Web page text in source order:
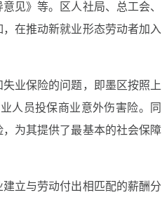
见》等。区人社局、总工会、
在推动新就业形态劳动者加入
业保险的问题，即墨区按照上
人员投保商业意外伤害险。同
为其提供了最基本的社会保障
立与劳动付出相匹配的薪酬分